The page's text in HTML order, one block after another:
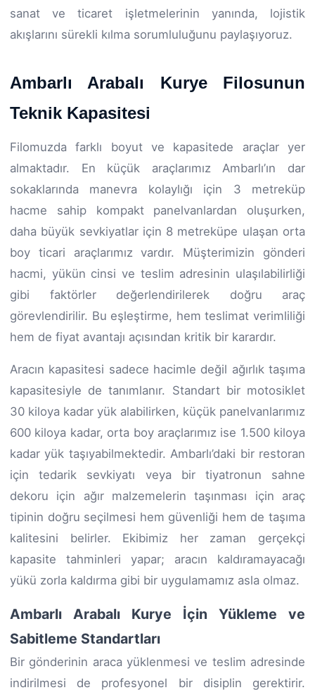
sanat ve ticaret işletmelerinin yanında, lojistik
akışlarını sürekli kılma sorumluluğunu paylaşıyoruz.
Ambarlı Arabalı Kurye Filosunun
Teknik Kapasitesi
Filomuzda farklı boyut ve kapasitede araçlar yer
almaktadır. En küçük araçlarımız Ambarlı’ın dar
sokaklarında manevra kolaylığı için 3 metreküp
hacme sahip kompakt panelvanlardan oluşurken,
daha büyük sevkiyatlar için 8 metreküpe ulaşan orta
boy ticari araçlarımız vardır. Müşterimizin gönderi
hacmi, yükün cinsi ve teslim adresinin ulaşılabilirliği
gibi faktörler değerlendirilerek doğru araç
görevlendirilir. Bu eşleştirme, hem teslimat verimliliği
hem de fiyat avantajı açısından kritik bir karardır.
Aracın kapasitesi sadece hacimle değil ağırlık taşıma
kapasitesiyle de tanımlanır. Standart bir motosiklet
30 kiloya kadar yük alabilirken, küçük panelvanlarımız
600 kiloya kadar, orta boy araçlarımız ise 1.500 kiloya
kadar yük taşıyabilmektedir. Ambarlı’daki bir restoran
için tedarik sevkiyatı veya bir tiyatronun sahne
dekoru için ağır malzemelerin taşınması için araç
tipinin doğru seçilmesi hem güvenliği hem de taşıma
kalitesini belirler. Ekibimiz her zaman gerçekçi
kapasite tahminleri yapar; aracın kaldıramayacağı
yükü zorla kaldırma gibi bir uygulamamız asla olmaz.
Ambarlı Arabalı Kurye İçin Yükleme ve
Sabitleme Standartları
Bir gönderinin araca yüklenmesi ve teslim adresinde
indirilmesi de profesyonel bir disiplin gerektirir.